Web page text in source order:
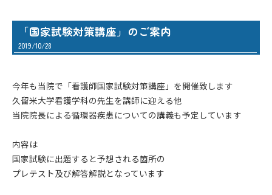
「国家試験対策講座」のご案内
2019/10/28
今年も当院で「看護師国家試験対策講座」を開催致します
久留米大学看護学科の先生を講師に迎える他
当院院長による循環器疾患についての講義も予定しています
内容は
国家試験に出題すると予想される箇所の
プレテスト及び解答解説となっています